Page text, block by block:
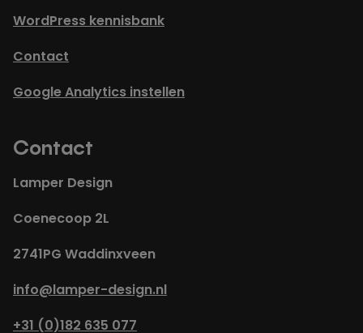
WordPress kennisbank
Contact
Google Analytics instellen
Contact
Lamper Design
Coenecoop 2L
2741PG Waddinxveen
info@lamper-design.nl
+31 (0)182 635 077